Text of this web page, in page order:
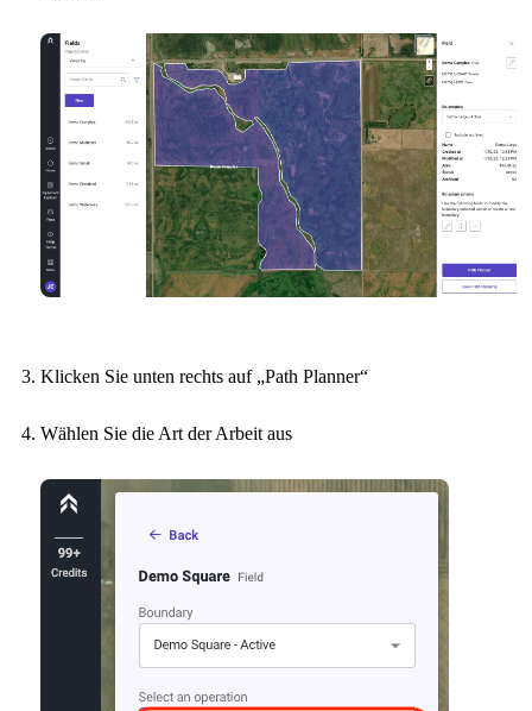
Klicken Sie unten rechts auf „Path Planner“
Wählen Sie die Art der Arbeit aus